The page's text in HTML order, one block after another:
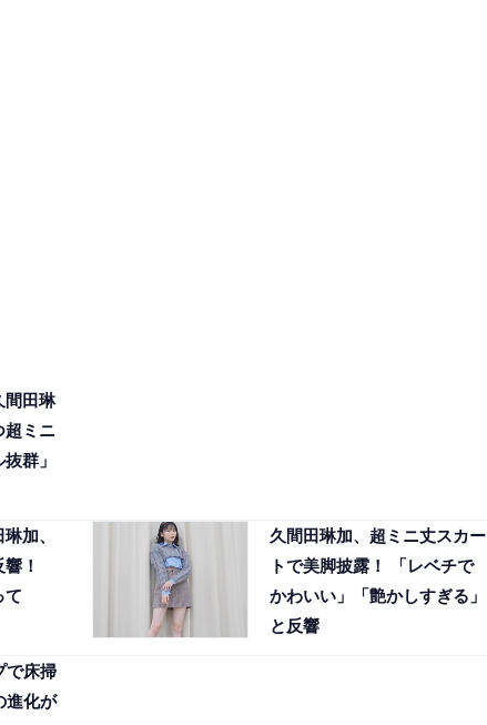
間田琳
超ミニ
群」
加、
！
て
久間田琳加、超ミニ丈スカー
トで美脚披露！ 「レベチで
かわいい」「艶かしすぎる」
と反響
で床掃
進化が